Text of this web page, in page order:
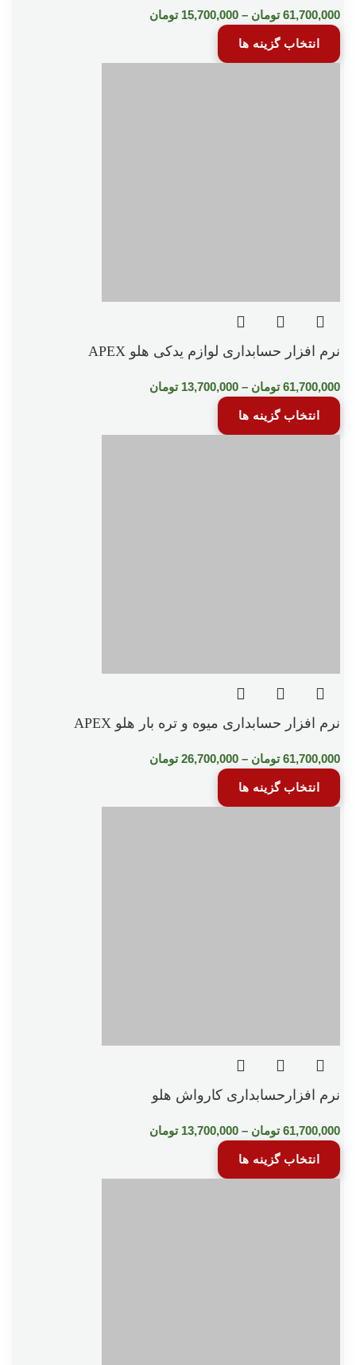
61,700,000 تومان –
15,700,000 تومان
انتخاب گزینه ها
نرم افزار حسابداری لوازم یدکی هلو APEX
61,700,000 تومان –
13,700,000 تومان
انتخاب گزینه ها
نرم افزار حسابداری میوه و تره بار هلو APEX
61,700,000 تومان –
26,700,000 تومان
انتخاب گزینه ها
نرم افزارحسابداری کارواش هلو
61,700,000 تومان –
13,700,000 تومان
انتخاب گزینه ها